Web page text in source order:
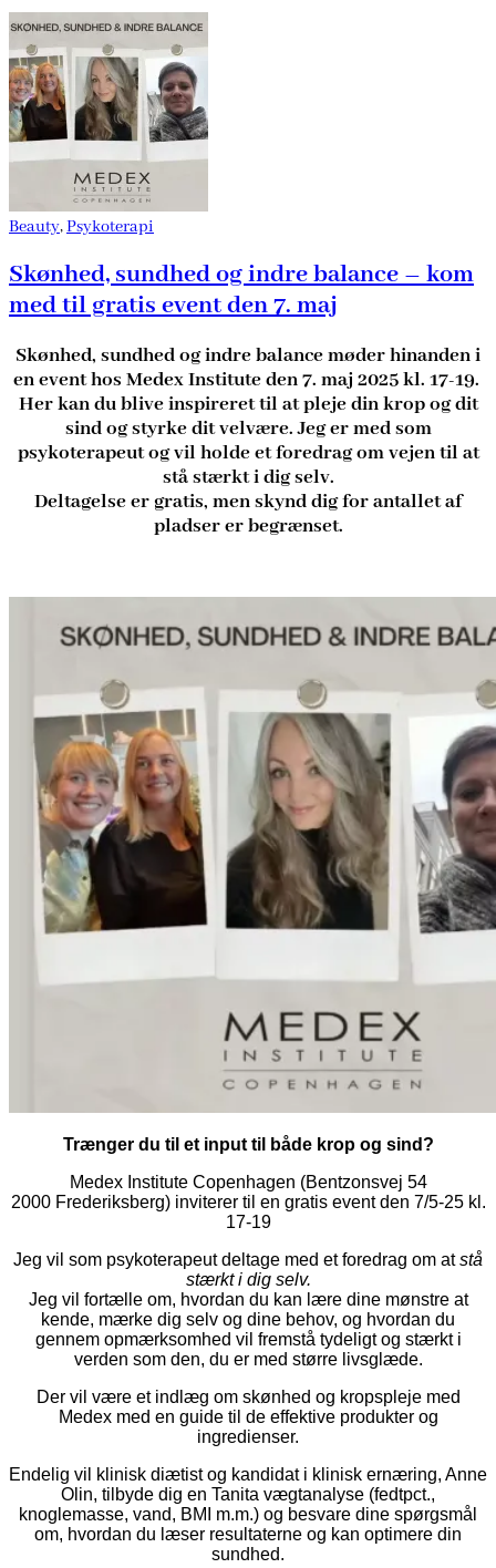
Beauty,Psykoterapi
Skønhed, sundhed og indre balance – kom
med til gratis event den 7. maj
Skønhed, sundhed og indre balance møder hinanden i
en event hos Medex Institute den 7. maj 2025 kl. 17-19.
Her kan du blive inspireret til at pleje din krop og dit
sind og styrke dit velvære. Jeg er med som
psykoterapeut og vil holde et foredrag om vejen til at
stå stærkt i dig selv.
Deltagelse er gratis, men skynd dig for antallet af
pladser er begrænset.
Trænger du til et input til både krop og sind?
Medex Institute Copenhagen (Bentzonsvej 54
2000 Frederiksberg) inviterer til en gratis event den 7/5-25 kl.
17-19
Jeg vil som psykoterapeut deltage med et foredrag om atstå
stærkt i dig selv.
Jeg vil fortælle om, hvordan du kan lære dine mønstre at
kende, mærke dig selv og dine behov, og hvordan du
gennem opmærksomhed vil fremstå tydeligt og stærkt i
verden som den, du er med større livsglæde.
Der vil være et indlæg om skønhed og kropspleje med
Medex med en guide til de effektive produkter og
ingredienser.
Endelig vil klinisk diætist og kandidat i klinisk ernæring, Anne
Olin, tilbyde dig en Tanita vægtanalyse (fedtpct.,
knoglemasse, vand, BMI m.m.) og besvare dine spørgsmål
om, hvordan du læser resultaterne og kan optimere din
sundhed.